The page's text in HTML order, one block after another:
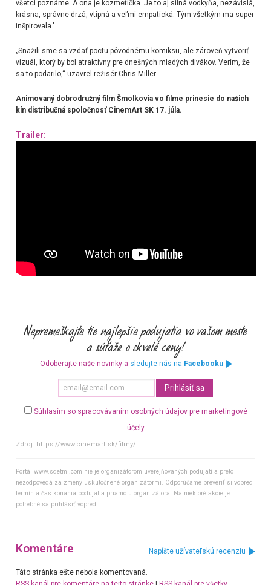
všetci poznáme. A ona je kozmetička. Je to aj silná vodkyňa, nezávislá,
krásna, správne drzá, vtipná a veľmi empatická. Tým všetkým ma super
inšpirovala."
„Snažili sme sa vzdať poctu pôvodnému komiksu, ale zároveň vytvoriť
vizuál, ktorý by bol atraktívny pre dnešných mladých divákov. Verím, že
sa to podarilo,“ uzavrel režisér Chris Miller.
Animovaný dobrodružný film Šmolkovia vo filme prinesie do našich
kín distribučná spoločnosť CinemArt SK 17. júla.
Trailer:
Odoberajte naše novinky a sledujte nás na Facebooku
Súhlasím so spracovávaním osobných údajov pre marketingové
účely
Zdroj: https://www.cinemart.sk/filmy/...
Portál www.sdetmi.com nie je organizátorom uverejňovaných podujatí a preto
nezodpovedá za zmeny uskutočnené organizátormi. Odporúčame preveriť si vopred
termín a čas konania podujatia priamo u organizátora. Na niektoré akcie je
potrebné sa prihlásiť vopred.
Komentáre Napíšte užívateľskú recenziu
Táto stránka ešte nebola komentovaná.